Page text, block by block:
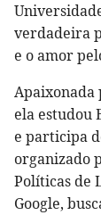
verdadeira
e o amor
Apaixonada
ela estudou
e participa
organizado
Políticas de
Google,